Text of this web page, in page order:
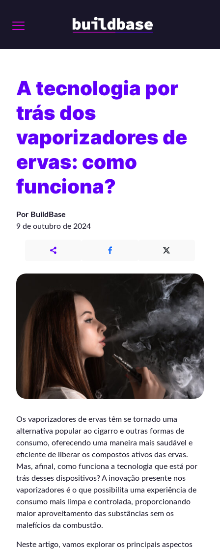
A tecnologia por
trás dos
vaporizadores de
ervas: como
funciona?
Por BuildBase
9 de outubro de 2024
Os vaporizadores de ervas têm se tornado uma
alternativa popular ao cigarro e outras formas de
consumo, oferecendo uma maneira mais saudável e
eficiente de liberar os compostos ativos das ervas.
Mas, afinal, como funciona a tecnologia que está por
trás desses dispositivos? A inovação presente nos
vaporizadores é o que possibilita uma experiência de
consumo mais limpa e controlada, proporcionando
maior aproveitamento das substâncias sem os
malefícios da combustão.
Neste artigo, vamos explorar os principais aspectos